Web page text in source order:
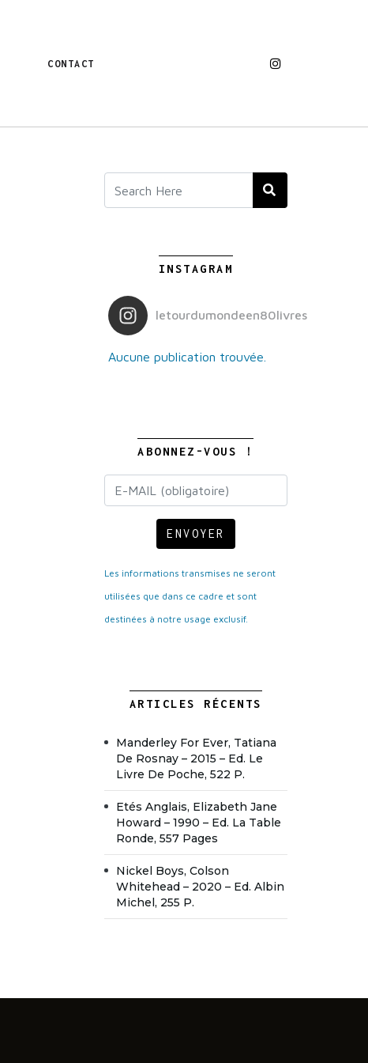
CONTACT
INSTAGRAM
letourdumondeen80livres
Aucune publication trouvée.
ABONNEZ-VOUS !
ENVOYER
Les informations transmises ne seront
utilisées que dans ce cadre et sont
destinées à notre usage exclusif.
ARTICLES RÉCENTS
Manderley For Ever, Tatiana
De Rosnay – 2015 – Ed. Le
Livre De Poche, 522 P.
Etés Anglais, Elizabeth Jane
Howard – 1990 – Ed. La Table
Ronde, 557 Pages
Nickel Boys, Colson
Whitehead – 2020 – Ed. Albin
Michel, 255 P.